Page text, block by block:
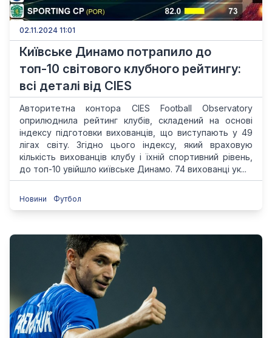
02.11.2024 11:01
Київське Динамо потрапило до
топ-10 світового клубного рейтингу:
всі деталі від CIES
Авторитетна контора CIES Football Observatory
оприлюднила рейтинг клубів, складений на основі
індексу підготовки вихованців, що виступають у 49
лігах світу. Згідно цього індексу, який враховую
кількість вихованців клубу і їхній спортивний рівень,
до топ-10 увійшло київське Динамо. 74 вихованці ук...
Новини Футбол